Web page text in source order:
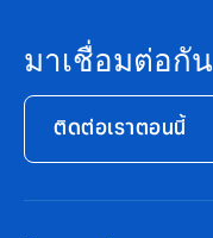
มาเชื่อมต่อกัน
ติดต่อเราตอนนี้